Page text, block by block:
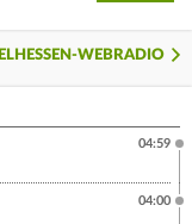
WEBRADIO
04:59
04:00